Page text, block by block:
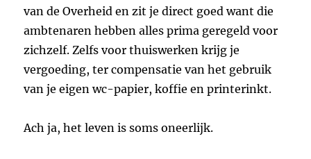
van de Overheid en zit je direct goed want die
ambtenaren hebben alles prima geregeld voor
zichzelf. Zelfs voor thuiswerken krijg je
vergoeding, ter compensatie van het gebruik
van je eigen wc-papier, koffie en printerinkt.
Ach ja, het leven is soms oneerlijk.